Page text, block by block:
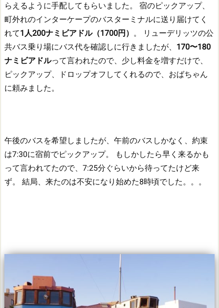
らえるように手配してもらいました。
宿のピックアップ、
町外れのインターケープのバスターミナルに送り届けてく
れて1人200ナミビアドル（1700円） 。
リューデリッツの公
共バス乗り場にバス代を確認しに行きましたが、 170〜180
ナミビアドルって言われたので、少し料金を増すだけで、
ピックアップ、ドロップオフしてくれるので、おばちゃん
に頼みました。
午後のバスを希望しましたが、午前のバスしかなく、約束
は7:30に宿前でピックアップ。
もしかしたら早く来るかも
って言われてたので、7:25分ぐらいから待ってたけど来
ず。
結局、来たのは不安になり始めた8時頃でした。。。